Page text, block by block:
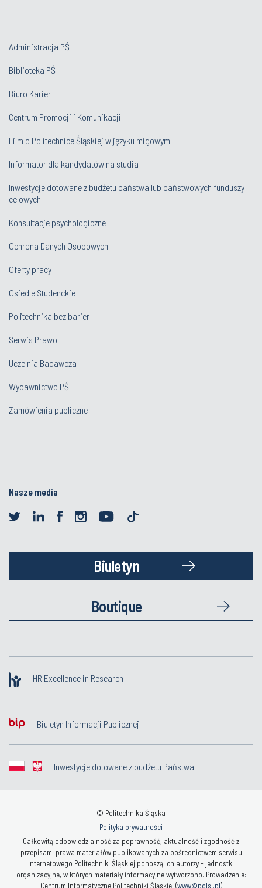
Administracja PŚ
Biblioteka PŚ
Biuro Karier
Centrum Promocji i Komunikacji
Film o Politechnice Śląskiej w języku migowym
Informator dla kandydatów na studia
Inwestycje dotowane z budżetu państwa lub państwowych funduszy
celowych
Konsultacje psychologiczne
Ochrona Danych Osobowych
Oferty pracy
Osiedle Studenckie
Politechnika bez barier
Serwis Prawo
Uczelnia Badawcza
Wydawnictwo PŚ
Zamówienia publiczne
Nasze media
Biuletyn
Boutique
HR Excellence in Research
Biuletyn Informacji Publicznej
Inwestycje dotowane z budżetu Państwa
© Politechnika Śląska
Polityka prywatności
Całkowitą odpowiedzialność za poprawność, aktualność i zgodność z
przepisami prawa materiałów publikowanych za pośrednictwem serwisu
internetowego Politechniki Śląskiej ponoszą ich autorzy - jednostki
organizacyjne, w których materiały informacyjne wytworzono. Prowadzenie:
Centrum Informatyczne Politechniki Śląskiej (www@polsl.pl)